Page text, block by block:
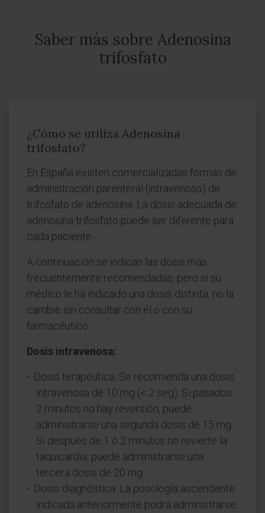
Saber más sobre Adenosina
trifosfato
¿Cómo se utiliza Adenosina
trifosfato?
En España existen comercializadas formas de
administración parenteral (intravenoso) de
trifosfato de adenosina. La dosis adecuada de
adenosina trifosfato puede ser diferente para
cada paciente.
A continuación se indican las dosis más
frecuentemente recomendadas, pero si su
médico le ha indicado una dosis distinta, no la
cambie sin consultar con él o con su
farmacéutico.
Dosis intravenosa:
Dosis terapéutica: Se recomienda una dosis
intravenosa de 10 mg (< 2 seg). Si pasados
2 minutos no hay reversión, puede
administrarse una segunda dosis de 15 mg.
Si después de 1 ó 2 minutos no revierte la
taquicardia, puede administrarse una
tercera dosis de 20 mg.
Dosis diagnóstica: La posología ascendente
indicada anteriormente podrá administrarse